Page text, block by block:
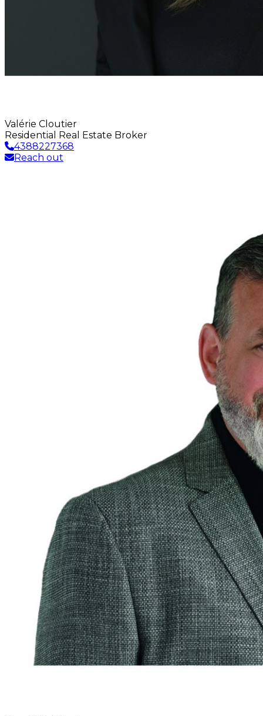
Valérie Cloutier
Residential Real Estate Broker
4388227368
Reach out